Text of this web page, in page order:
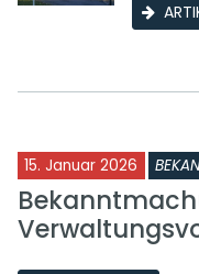
15. Januar 2026